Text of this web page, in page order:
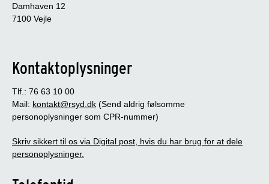
Damhaven 12
7100 Vejle
Kontaktoplysninger
Tlf.: 76 63 10 00
Mail: kontakt@rsyd.dk (Send aldrig følsomme
personoplysninger som CPR-nummer)
Skriv sikkert til os via Digital post, hvis du har brug for at dele
personoplysninger.